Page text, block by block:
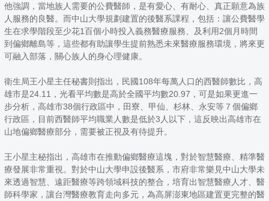
他強調，當地族人需要的公費醫師，是有愛心、有耐心、真正願意為族
人服務的良醫。而中山大學規劃建置的後醫系課程，包括：讓公費醫學
生在求學階段至少花1百個小時投入義務醫療服務、及利用2個月時間
到偏鄉離島等，這些都有助讓學生提前熟悉未來醫療服務環境，將來更
可融入部落，關心族人的身心理健康。
衛生局王小星主任秘書則指出，民國108年每萬人口的西醫師數比，高
雄市是24.11，光看平均數是高於全國平均數20.97，可是如果更進一
步分析，高雄市38個行政區中，田寮、甲仙、杉林、永安等７個偏鄉
行政區，目前西醫師平均職業人數是低於3人以下，這反映出高雄市在
山地偏鄉醫療部分，需要被正視及有待提升。
王小星主秘指出，高雄市在推動偏鄉醫療這塊，對於智慧醫療、精準醫
療發展非常重視。對於中山大學申設後醫系，市府非常樂見中山大學未
來透過智慧、遠距醫療等跨領域科技的整合，培育出智慧醫療人才、醫
師科學家，讓台灣醫療教育走向多元，為高屏澎東地區建置更完整的醫